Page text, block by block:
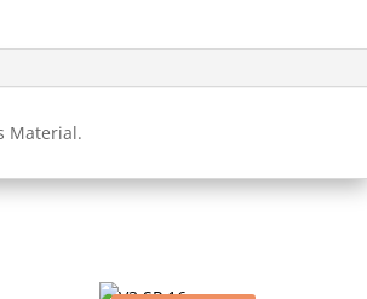
Material.